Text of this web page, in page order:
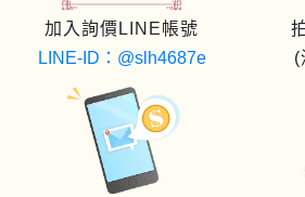
加入詢價LINE帳號
LINE-ID：@slh4687e
(